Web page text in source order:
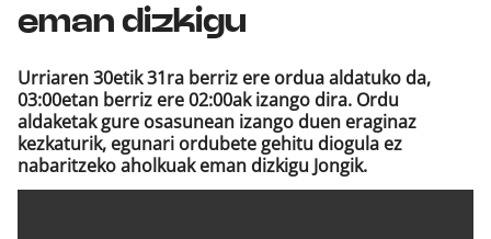
Musika
Ekitaldiak
Ikus-entzunezkoak
eman dizkigu
Urriaren 30etik 31ra berriz ere ordua aldatuko da,
03:00etan berriz ere 02:00ak izango dira. Ordu
aldaketak gure osasunean izango duen eraginaz
kezkaturik, egunari ordubete gehitu diogula ez
nabaritzeko aholkuak eman dizkigu Jongik.